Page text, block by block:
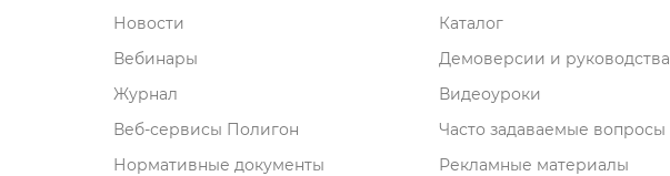
Новости
ебинары
Журнал
еб-сервисы Полигон
Нормативные документы
Катало
Демоверсии и руководства
идеоуроки
Часто задаваемые вопросы
Рекламные материалы